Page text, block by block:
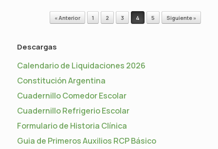
Navegador de artículos
« Anterior 1 2 3 4 5 Siguiente »
Descargas
Calendario de Liquidaciones 2026
Constitución Argentina
Cuadernillo Comedor Escolar
Cuadernillo Refrigerio Escolar
Formulario de Historia Clínica
Guia de Primeros Auxilios RCP Básico